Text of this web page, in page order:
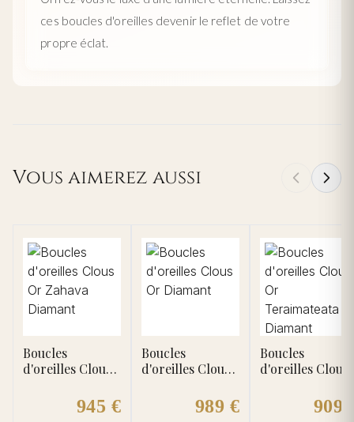
ces boucles d'oreilles devenir le reflet de votre
propre éclat.
Vous aimerez aussi
Boucles
d'oreilles Clous
945 €
Boucles
d'oreilles Clous
989 €
Boucles
d'oreilles Clous
909